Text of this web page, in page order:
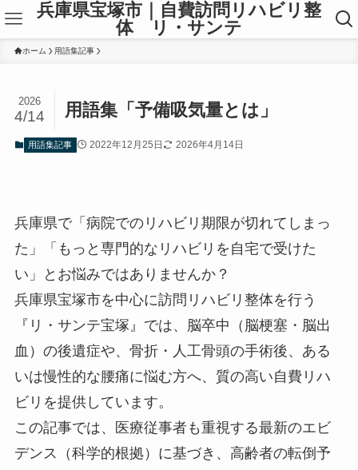
兵庫県宝塚市｜自費訪問リハビリ整
体 リ・サンテ
ホーム 用語集記事
用語集「予備吸気量とは」
2026
4/14
用語集記事 2022年12月25日 2026年4月14日
兵庫県で「病院でのリハビリ期限が切れてしまっ
た」「もっと専門的なリハビリを自宅で受けた
い」とお悩みではありませんか？
兵庫県宝塚市を中心に訪問リハビリ整体を行う
『リ・サンテ宝塚』では、脳卒中（脳梗塞・脳出
血）の後遺症や、骨折・人工骨頭の手術後、ある
いは慢性的な腰痛に悩む方へ、 質の高い自費リハ
ビリ を提供しています。
この記事では、医療従事者も重視する最新のエビ
デンス（科学的根拠）に基づき、高齢者の転倒予